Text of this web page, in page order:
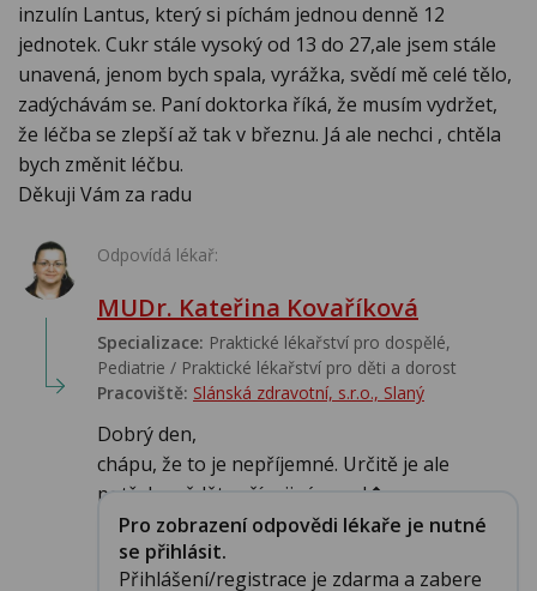
inzulín Lantus, který si píchám jednou denně 12
jednotek. Cukr stále vysoký od 13 do 27,ale jsem stále
unavená, jenom bych spala, vyrážka, svědí mě celé tělo,
zadýchávám se. Paní doktorka říká, že musím vydržet,
že léčba se zlepší až tak v březnu. Já ale nechci , chtěla
bych změnit léčbu.
Děkuji Vám za radu
Odpovídá lékař:
MUDr. Kateřina Kovaříková
Specializace: Praktické lékařství pro dospělé,
Pediatrie / Praktické lékařství pro děti a dorost
Pracoviště: Slánská zdravotní, s.r.o., Slaný
Dobrý den,
chápu, že to je nepříjemné. Určitě je ale
potřeba vědět, s čím jiným se l�...
Pro zobrazení odpovědi lékaře je nutné
se přihlásit.
Přihlášení/registrace je zdarma a zabere